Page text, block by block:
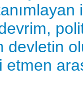
devletin